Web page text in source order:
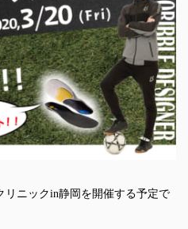
リニックin静岡を開催する予定で